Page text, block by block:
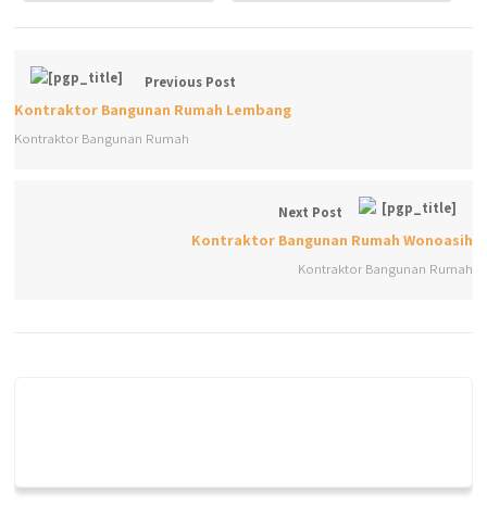
Previous Post
Kontraktor Bangunan Rumah Lembang
Kontraktor Bangunan Rumah
Next Post
Kontraktor Bangunan Rumah Wonoasih
Kontraktor Bangunan Rumah